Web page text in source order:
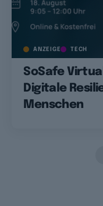
ANZEIGE TECH
SoSafe
Digitale
Menschen